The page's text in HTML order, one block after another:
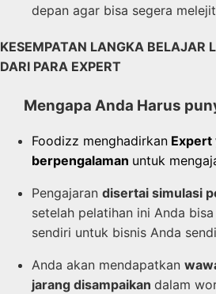
depan agar bisa segera melejit
KESEMPATAN LANGKA BELAJAR
DARI PARA EXPERT
Mengapa Anda Harus
Foodizz menghadirkan Expert
berpengalaman untuk
Pengajaran disertai simulasi
setelah pelatihan ini Anda
sendiri untuk bisnis Anda
Anda akan mendapatkan
jarang disampaikan dalam